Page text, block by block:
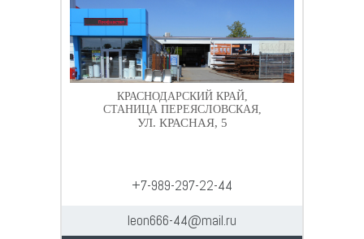
КРАСНОДАРСКИЙ КРАЙ,
СТАНИЦА ПЕРЕЯСЛОВСКАЯ,
УЛ. КРАСНАЯ, 5
+7-989-297-22-44
leon666-44@mail.ru